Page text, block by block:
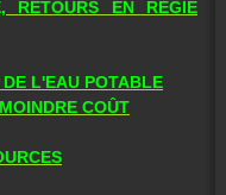
RETOURS EN RÉGIE
DE L'EAU POTABLE
COÛT